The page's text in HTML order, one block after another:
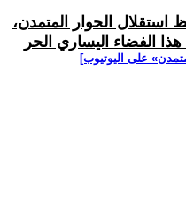
استقلال الحوار المتمدن،
الفضاء اليساري الحر
على اليوتيوب]